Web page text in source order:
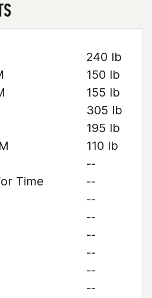
240 lb
150 lb
155 lb
305 lb
195 lb
110 lb
--
Time
--
--
--
--
--
--
--